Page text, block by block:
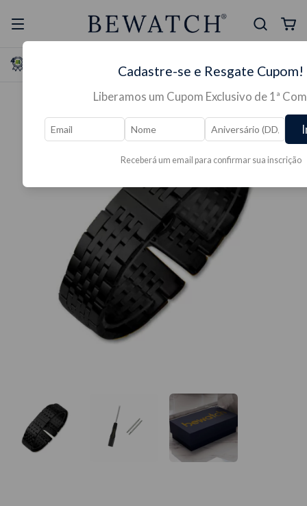
Lojas Físicas
Cadastre-se e Resgate Cupom!
Liberamos um Cupom Exclusivo de 1ª
Receberá um email para confirmar sua inscrição